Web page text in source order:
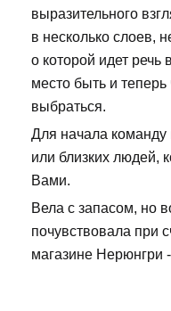
выразительного
в несколько слоев,
о которой идет
место быть и
выбраться.
Для начала
или близких людей,
Вами.
Вела с запасом, но
почувствовала при
магазине Нерюнгри